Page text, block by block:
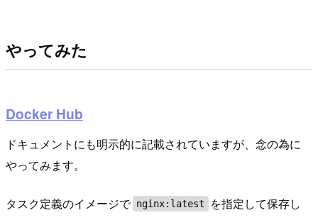
やってみた
Docker Hub
ドキュメントにも明示的に記載されていますが、念の為に
やってみます。
タスク定義のイメージで nginx:latest
を指定して保存し